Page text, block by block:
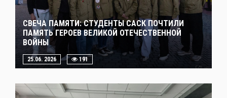
СВЕЧА ПАМЯТИ: СТУДЕНТЫ САСК ПОЧТИЛИ
ПАМЯТЬ ГЕРОЕВ ВЕЛИКОЙ ОТЕЧЕСТВЕННОЙ
ВОЙНЫ
25.06. 2026 191